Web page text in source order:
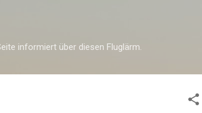
informiert über diesen Fluglärm.